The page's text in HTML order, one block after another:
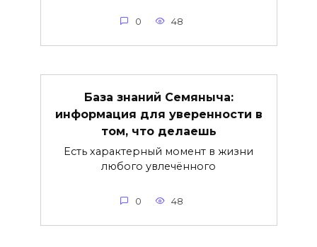
0 48
База знаний Семяныча:
информация для уверенности в
том, что делаешь
Есть характерный момент в жизни
любого увлечённого
0 48